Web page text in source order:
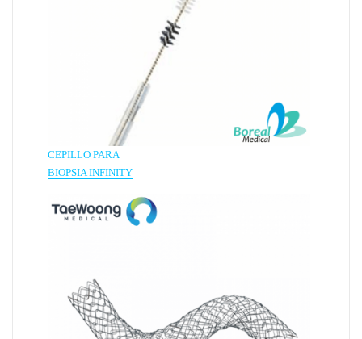
CEPILLO PARA
BIOPSIA INFINITY